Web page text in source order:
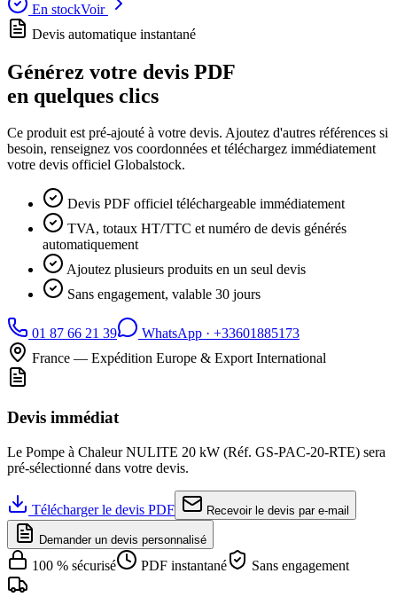
En stockVoir
Devis automatique instantané
Générez votre devis PDF
en quelques clics
Ce produit est pré-ajouté à votre devis. Ajoutez d'autres références si
besoin, renseignez vos coordonnées et téléchargez immédiatement
votre devis officiel Globalstock.
Devis PDF officiel téléchargeable immédiatement
TVA, totaux HT/TTC et numéro de devis générés
automatiquement
Ajoutez plusieurs produits en un seul devis
Sans engagement, valable 30 jours
01 87 66 21 39 WhatsApp · +33601885173
France — Expédition Europe & Export International
Devis immédiat
Le Pompe à Chaleur NULITE 20 kW (Réf. GS-PAC-20-RTE) sera
pré-sélectionné dans votre devis.
Télécharger le devis PDF Recevoir le devis par e-mail
Demander un devis personnalisé
100 % sécurisé PDF instantané Sans engagement